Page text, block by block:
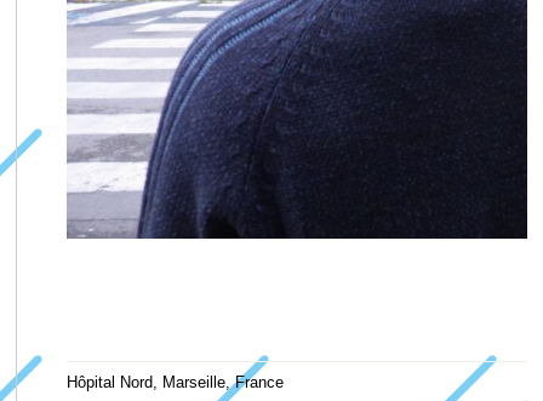
Hôpital Nord, Marseille, France